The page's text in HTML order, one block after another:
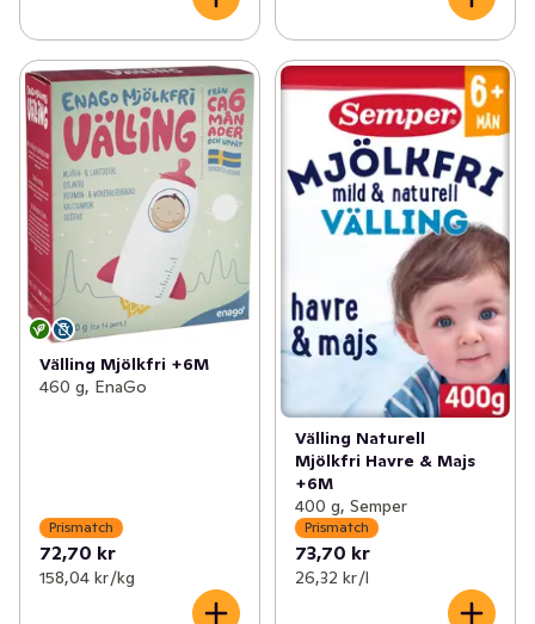
Välling Mjölkfri +6M
460 g, EnaGo
Prismatch
72,70 kr
158,04 kr /kg
Välling Naturell
Mjölkfri Havre & Majs
+6M
400 g, Semper
Prismatch
73,70 kr
26,32 kr /l